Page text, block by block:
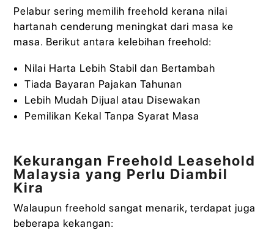
Pelabur sering memilih freehold kerana nilai
hartanah cenderung meningkat dari masa ke
masa. Berikut antara kelebihan freehold:
Nilai Harta Lebih Stabil dan Bertambah
Tiada Bayaran Pajakan Tahunan
Lebih Mudah Dijual atau Disewakan
Pemilikan Kekal Tanpa Syarat Masa
Kekurangan Freehold Leasehold
Malaysia yang Perlu Diambil
Kira
Walaupun freehold sangat menarik, terdapat juga
beberapa kekangan: